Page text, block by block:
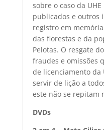
sobre o caso da
publicados e outros
registro em
das florestas e da
Pelotas. O resgate
fraudes e omissões
de licenciamento da
servir de lição a
este não se repitam
DVDs